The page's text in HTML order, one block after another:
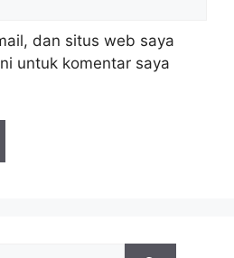
dan situs web saya
untuk komentar saya